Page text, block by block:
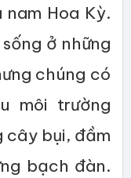
Hoa Kỳ.
ở những
chúng có
môi trường
cây bụi, đầm
bạch đàn.